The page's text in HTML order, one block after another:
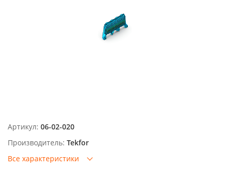
Артикул: 06-02-020
Производитель: Tekfor
Все характеристики